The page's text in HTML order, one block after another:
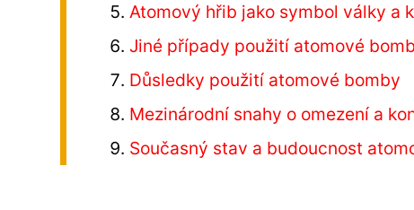
Atomový hřib jako symbol války a
Jiné případy použití atomové
Důsledky použití atomové bomby
Mezinárodní snahy o omezení a
Současný stav a budoucnost